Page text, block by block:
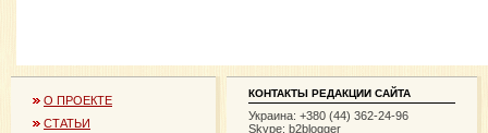
О ПРОЕКТЕ
СТАТЬИ
КОНТАКТЫ РЕДАКЦИИ САЙТА
Украина: +380 (44) 362-24-96
Skype: b2blogger